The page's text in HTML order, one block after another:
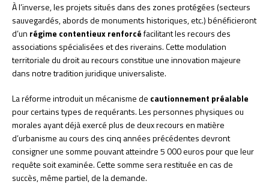
À l’inverse, les projets situés dans des zones protégées (secteurs
sauvegardés, abords de monuments historiques, etc.) bénéficieront
d’un régime contentieux renforcéfacilitant les recours des
associations spécialisées et des riverains. Cette modulation
territoriale du droit au recours constitue une innovation majeure
dans notre tradition juridique universaliste.
La réforme introduit un mécanisme de cautionnement préalable
pour certains types de requérants. Les personnes physiques ou
morales ayant déjà exercé plus de deux recours en matière
d’urbanisme au cours des cinq années précédentes devront
consigner une somme pouvant atteindre 5 000 euros pour que leur
requête soit examinée. Cette somme sera restituée en cas de
succès, même partiel, de la demande.